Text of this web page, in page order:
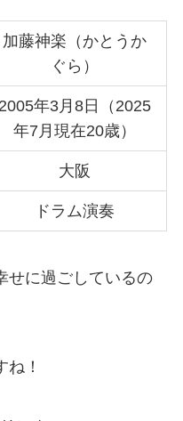
加藤神楽（かとうか
ぐら）
2005年3月8日（2025
年7月現在20歳）
大阪
ドラム演奏
せに過ごしているの
！